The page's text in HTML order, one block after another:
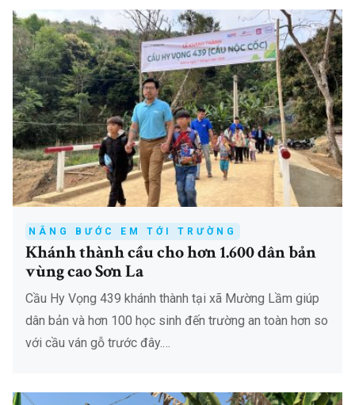
NÂNG BƯỚC EM TỚI TRƯỜNG
Khánh thành cầu cho hơn 1.600 dân bản
vùng cao Sơn La
Cầu Hy Vọng 439 khánh thành tại xã Mường Lầm giúp
dân bản và hơn 100 học sinh đến trường an toàn hơn so
với cầu ván gỗ trước đây.…